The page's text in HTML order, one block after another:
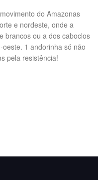
do Amazonas
e nordeste, onde a
brancos ou a dos caboclos
1 andorinha só não
pela resistência!